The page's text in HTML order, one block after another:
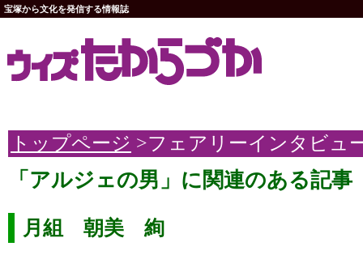
宝塚から文化を発信する情報誌
トップページ >フェアリーインタビュ
「アルジェの男」に関連のある記事
月組 朝美 絢